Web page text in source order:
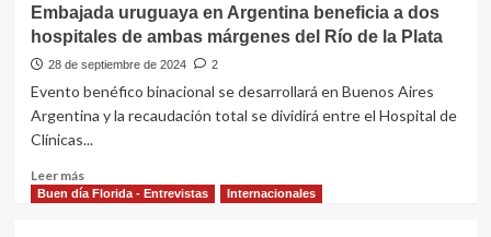
Embajada uruguaya en Argentina beneficia a dos
hospitales de ambas márgenes del Río de la Plata
28 de septiembre de 2024 2
Evento benéfico binacional se desarrollará en Buenos Aires
Argentina y la recaudación total se dividirá entre el Hospital de
Clínicas...
Leer másLeer
más
Buen día Florida - Entrevistas Internacionales